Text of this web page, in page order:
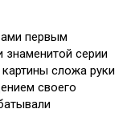
первым
серии
сложа руки
своего